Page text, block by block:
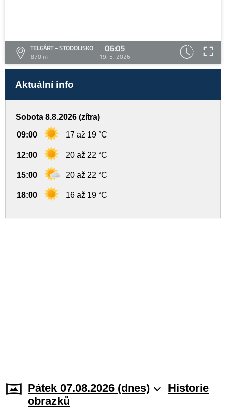
TELGÁRT - STODOLISKO
870 m
06:05
19. 5. 2026
Aktuální info
Sobota 8.8.2026 (zítra)
09:00 17 až 19 °C
12:00 20 až 22 °C
15:00 20 až 22 °C
18:00 16 až 19 °C
Pátek 07.08.2026 (dnes)
Historie
obrazků